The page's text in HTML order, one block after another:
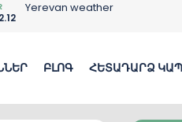
Yerevan weather
ԲԼՈԳ ՀԵՏԱԴԱՐՁ ԿԱՊ